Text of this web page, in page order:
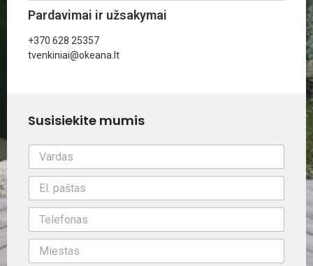
Pardavimai ir užsakymai
+370 628 25357
tvenkiniai@okeana.lt
Susisiekite mumis